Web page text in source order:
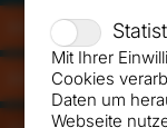
Mit Ihrer
Cookies
Daten um
Webseite
cash-online